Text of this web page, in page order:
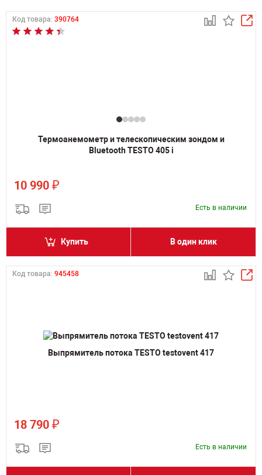
Код товара: 390764
Термоанемометр и телескопическим зондом и
Bluetooth TESTO 405 i
10 990 ₽
Есть в наличии
Купить В один клик
Код товара: 945458
Выпрямитель потока TESTO testovent 417
18 790 ₽
Есть в наличии